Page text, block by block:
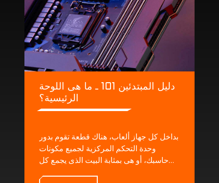
دليل المبتدئين 101 ـ ما هى اللوحة
الرئيسية؟
بداخل كل جهاز ألعاب، هناك قطعة تقوم بدور
وحدة التحكم المركزية لجميع مكونات
حاسبك، أو هى بمثابة البيت الذى يجمع كل